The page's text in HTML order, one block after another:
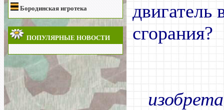
Бородинская игротека
ПОПУЛЯРНЫЕ НОВОСТИ
двигатель
сгорания?